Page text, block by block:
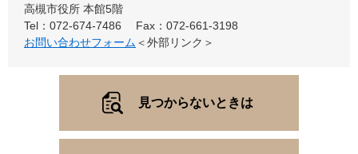
高槻市役所 本館5階
Tel：072-674-7486
Fax：072-661-3198
お問い合わせフォーム ＜外部リンク＞
見つからないときは